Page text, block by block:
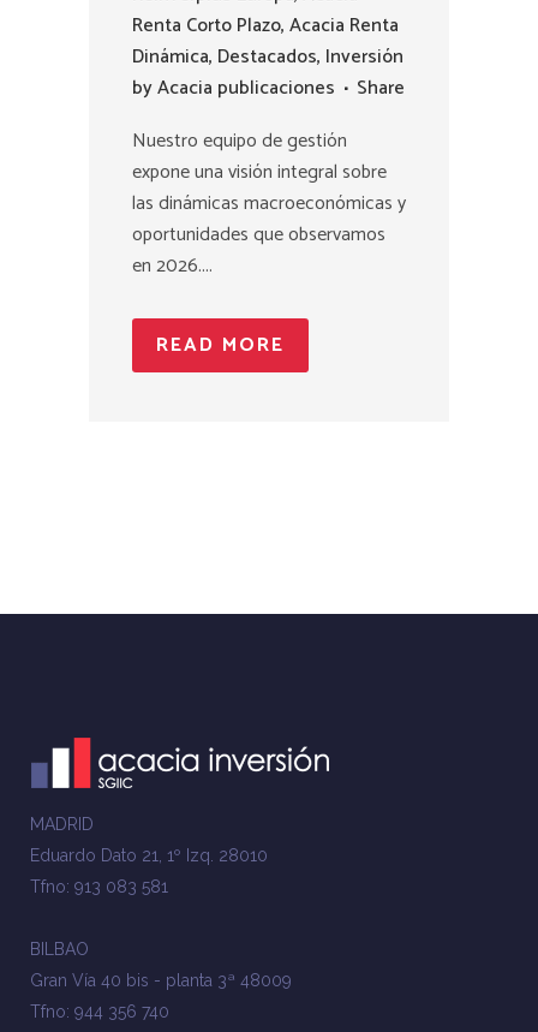
Renta Corto Plazo,Acacia Renta
Dinámica, Destacados, Inversión
byAcacia publicaciones
Share
Nuestro equipo de gestión
expone una visión integral sobre
las dinámicas macroeconómicas y
oportunidades que observamos
en 2026....
READ MORE
MADRID
Eduardo Dato 21, 1º Izq. 28010
Tfno: 913 083 581
BILBAO
Gran Vía 40 bis - planta 3ª 48009
Tfno: 944 356 740